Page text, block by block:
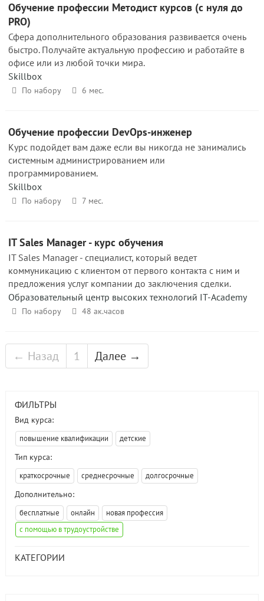
Обучение профессии Методист курсов (с нуля до
PRO)
Сфера дополнительного образования развивается очень
быстро. Получайте актуальную профессию и работайте в
офисе или из любой точки мира.
Skillbox
По набору 6 мес.
Обучение профессии DevOps-инженер
Курс подойдет вам даже если вы никогда не занимались
системным администрированием или
программированием.
Skillbox
По набору 7 мес.
IT Sales Manager - курс обучения
IT Sales Manager - специалист, который ведет
коммуникацию с клиентом от первого контакта с ним и
предложения услуг компании до заключения сделки.
Образовательный центр высоких технологий IT-Academy
По набору 48 ак.часов
← Назад 1 Далее →
ФИЛЬТРЫ
Вид курса:
повышение квалификации детские
Тип курса:
краткосрочные среднесрочные долгосрочные
Дополнительно:
бесплатные онлайн
новая профессия
с помощью в трудоустройстве
КАТЕГОРИИ